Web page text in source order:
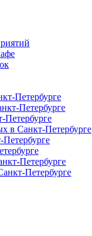
Петербурге
Петербурге
Петербурге
в Санкт-Петербурге
Петербурге
Петербурге